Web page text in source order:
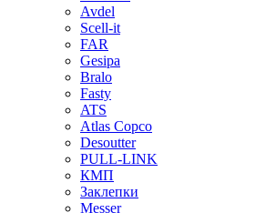
Avdel
Scell-it
FAR
Gesipa
Bralo
Fasty
ATS
Atlas Copco
Desoutter
PULL-LINK
КМП
Заклепки
Messer